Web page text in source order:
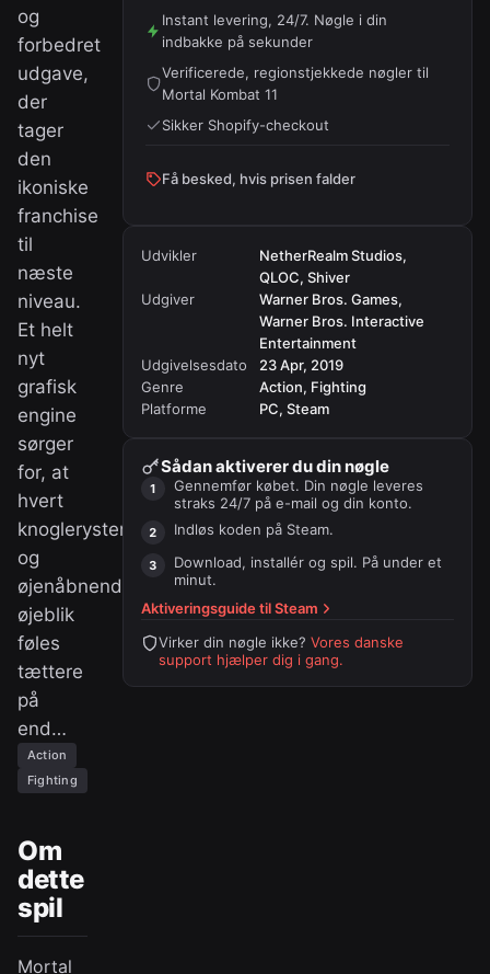
og
forbedret
udgave,
der
tager
den
ikoniske
franchise
til
næste
niveau.
Et helt
nyt
grafisk
engine
sørger
for, at
hvert
knoglerystende
og
øjenåbnende
øjeblik
føles
tættere
på
end…
Action
Fighting
Instant levering, 24/7. Nøgle i din
indbakke på sekunder
Verificerede, regionstjekkede nøgler til
Mortal Kombat 11
Sikker Shopify-checkout
Få besked, hvis prisen falder
Udvikler
NetherRealm Studios,
QLOC, Shiver
Udgiver
Warner Bros. Games,
Warner Bros. Interactive
Entertainment
Udgivelsesdato
23 Apr, 2019
Genre
Action, Fighting
Platforme
PC, Steam
Sådan aktiverer du din nøgle
Gennemfør købet. Din nøgle leveres
straks 24/7 på e-mail og din konto.
Indløs koden på Steam.
Download, installér og spil. På under et
minut.
Aktiveringsguide tilSteam
Virker din nøgle ikke? Vores danske
support hjælper dig i gang.
Om
dette
spil
Mortal